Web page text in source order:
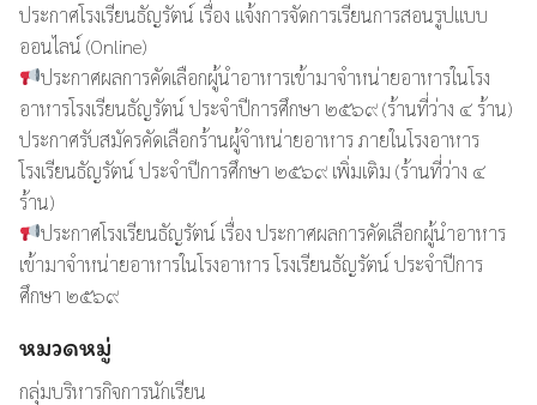
ประกาศโรงเรียนธัญรัตน์ เรื่อง แจ้งการจัดการเรียนการสอนรูปแบบ
ออนไลน์ (Online)
ประกาศผลการคัดเลือกผู้นำอาหารเข้ามาจำหน่ายอาหารในโรง
อาหารโรงเรียนธัญรัตน์ ประจำปีการศึกษา ๒๕๖๙ (ร้านที่ว่าง ๔ ร้าน)
ประกาศรับสมัครคัดเลือกร้านผู้จำหน่ายอาหาร ภายในโรงอาหาร
โรงเรียนธัญรัตน์ ประจำปีการศึกษา ๒๕๖๙ เพิ่มเติม (ร้านที่ว่าง ๔
ร้าน)
ประกาศโรงเรียนธัญรัตน์ เรื่อง ประกาศผลการคัดเลือกผู้นำอาหาร
เข้ามาจำหน่ายอาหารในโรงอาหาร โรงเรียนธัญรัตน์ ประจำปีการ
ศึกษา ๒๕๖๙
หมวดหมู่
กลุ่มบริหารกิจการนักเรียน